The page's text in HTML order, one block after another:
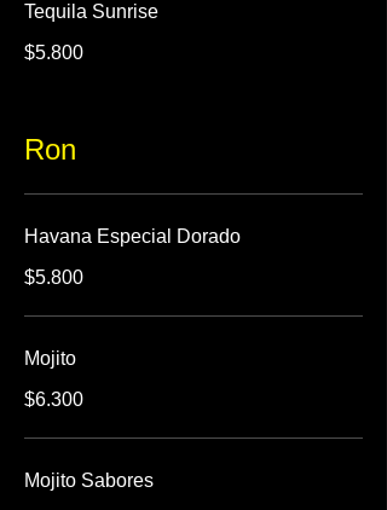
Tequila Sunrise
$5.800
Ron
Havana Especial Dorado
$5.800
Mojito
$6.300
Mojito Sabores